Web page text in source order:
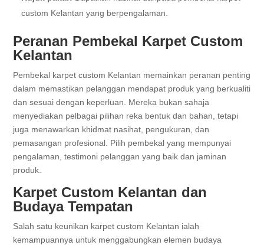
custom Kelantan yang berpengalaman.
Peranan Pembekal Karpet Custom
Kelantan
Pembekal karpet custom Kelantan memainkan peranan penting
dalam memastikan pelanggan mendapat produk yang berkualiti
dan sesuai dengan keperluan. Mereka bukan sahaja
menyediakan pelbagai pilihan reka bentuk dan bahan, tetapi
juga menawarkan khidmat nasihat, pengukuran, dan
pemasangan profesional. Pilih pembekal yang mempunyai
pengalaman, testimoni pelanggan yang baik dan jaminan
produk.
Karpet Custom Kelantan dan
Budaya Tempatan
Salah satu keunikan karpet custom Kelantan ialah
kemampuannya untuk menggabungkan elemen budaya